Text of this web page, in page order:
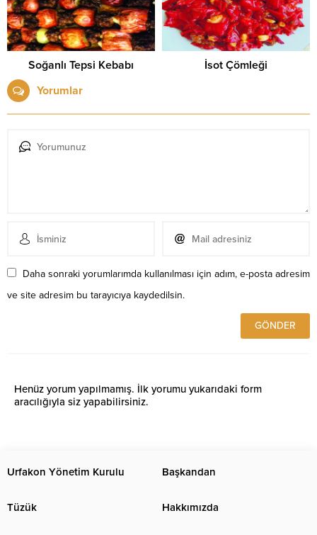
Soğanlı Tepsi Kebabı
İsot Çömleği
Yorumlar
Daha sonraki yorumlarımda kullanılması için adım, e-posta adresim
ve site adresim bu tarayıcıya kaydedilsin.
Henüz yorum yapılmamış. İlk yorumu yukarıdaki form
aracılığıyla siz yapabilirsiniz.
Urfakon Yönetim Kurulu Başkandan
Tüzük Hakkımızda